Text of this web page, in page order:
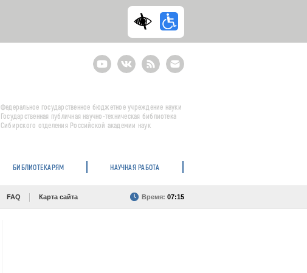
YoutubeВКонтактеRSS
E-
mail
подписка
Федеральное государственное бюджетное учреждение науки
Государственная публичная научно-техническая библиотека
Сибирского отделения Российской академии наук
БИБЛИОТЕКАРЯМ НАУЧНАЯ РАБОТА
FAQ Карта сайта Время: 07:15